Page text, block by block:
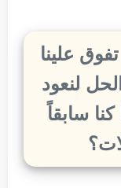
علينا
لنعود
سابقاً